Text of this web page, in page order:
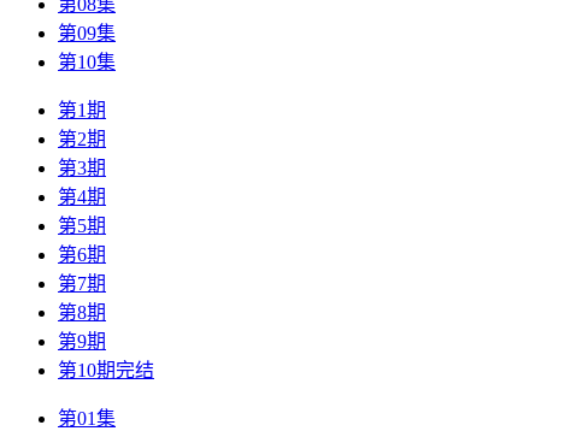
第08集
第09集
第10集
第1期
第2期
第3期
第4期
第5期
第6期
第7期
第8期
第9期
第10期完结
第01集